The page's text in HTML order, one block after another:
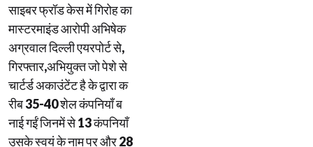
साइबर फ्रॉड केस में गिरोह का
मास्टरमाइंड आरोपी अभिषेक
अग्रवाल दिल्ली एयरपोर्ट से,
गिरफ्तार,अभियुक्त जो पेशे से
चार्टर्ड अकाउंटेंट है के द्वारा क
रीब 35-40 शेल कंपनियाँ ब
नाई गईं जिनमें से 13 कंपनियाँ
उसके स्वयं के नाम पर और 28